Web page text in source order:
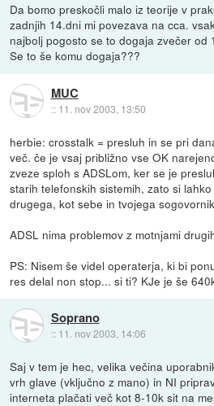
Da bomo preskočli malo iz teorije v
zadnjih 14.dni mi povezava na cca.
najbolj pogosto se to dogaja zvečer od
Se to še komu dogaja???
MUC
:: 11. nov 2003, 13:50
herbie: crosstalk = presluh in se pri
več. če je vsaj približno vse OK
zveze sploh s ADSLom, ker se je
starih telefonskih sistemih, zato si
drugega, kot sebe in tvojega
ADSL nima problemov z motnjami
PS: Nisem še videl operaterja, ki bi
res delal non stop... si ti? KJe je še
Soprano
:: 11. nov 2003, 14:06
Saj v tem je hec, velika večina
vrh glave (vključno z mano) in NI
interneta plačati več kot 8-10k sit na